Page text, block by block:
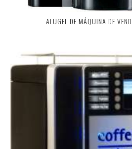
ALUGEL DE MÁQUINA DE